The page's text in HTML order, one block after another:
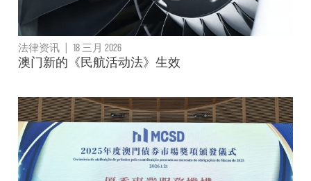
法律资讯 | 18 三月 2026
澳门新的《民航活动法》生效